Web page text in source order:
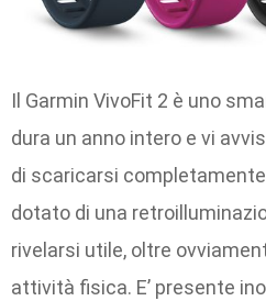
Il Garmin VivoFit 2 è uno
dura un anno intero e vi
di scaricarsi
dotato di una
rivelarsi utile, oltre
attività fisica. E’ presente